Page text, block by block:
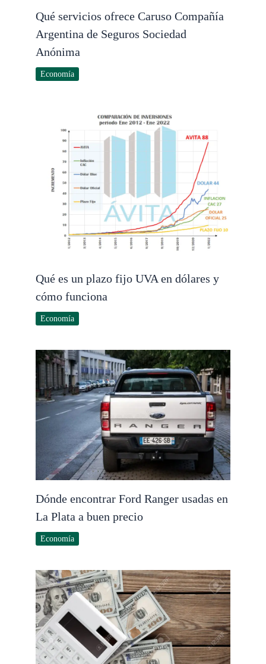
Qué servicios ofrece Caruso Compañía
Argentina de Seguros Sociedad
Anónima
Economía
Qué es un plazo fijo UVA en dólares y
cómo funciona
Economía
Dónde encontrar Ford Ranger usadas en
La Plata a buen precio
Economía